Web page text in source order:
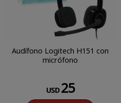
Audífono Logitech H151 con
micrófono
USD 25